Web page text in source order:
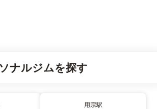
ナルジムを探す
用宗駅